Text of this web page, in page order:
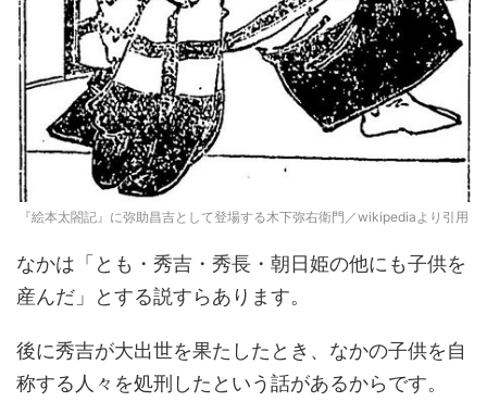
『絵本太閤記』に弥助昌吉として登場する木下弥右衛門／wikipediaより引用
なかは「とも・秀吉・秀長・朝日姫の他にも子供を
産んだ」とする説すらあります。
後に秀吉が大出世を果たしたとき、なかの子供を自
称する人々を処刑したという話があるからです。